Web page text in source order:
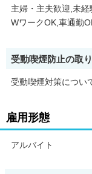
主婦・主夫歓迎,未
WワークOK,車通勤
受動喫煙防止の取
受動喫煙対策につい
雇用形態
アルバイト